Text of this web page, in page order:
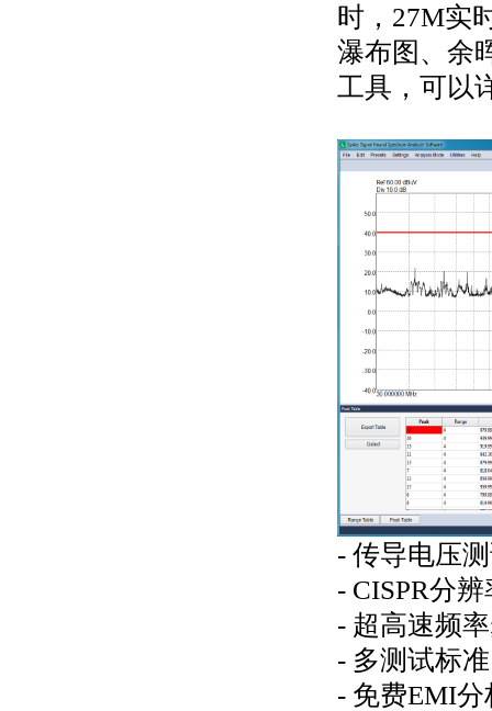
时，27M实
瀑布图、余
工具，可以
- 传导电压
- CISPR分
- 超高速频
- 多测试标
- 免费EMI